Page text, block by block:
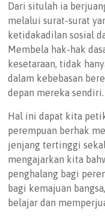
Dari situlah ia
melalui surat-surat
ketidakadilan sosial
Membela hak-hak
kesetaraan, tidak
dalam kebebasan
depan mereka sendiri.
Hal ini dapat kita
perempuan berhak
jenjang tertinggi
mengajarkan kita
penghalang bagi
bagi kemajuan
belajar dan